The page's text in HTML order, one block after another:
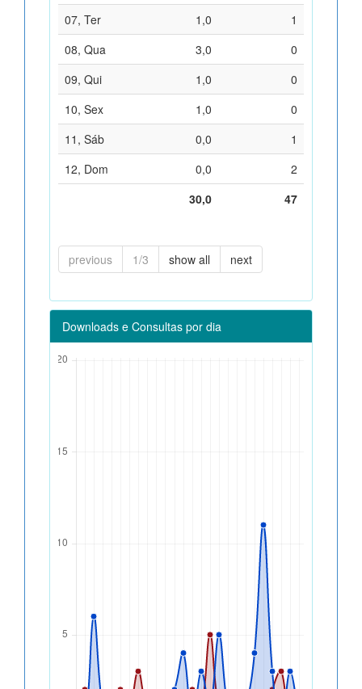
07, Ter
1,0
1
08, Qua
3,0
0
09, Qui
1,0
0
10, Sex
1,0
0
11, Sáb
0,0
1
12, Dom
0,0
2
30,0
47
previous 1/3 show all next
Downloads e Consultas por dia